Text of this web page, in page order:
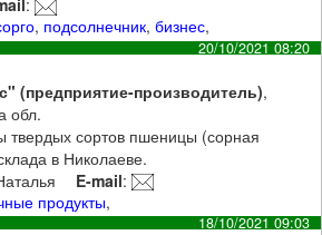
, подсолнечник,бизнес,
20/10/2021 08:20
(предприятие-производитель),
обл.
твердых сортов пшеницы (сорная
в Николаеве.
E-mail:
продукты,
18/10/2021 09:03